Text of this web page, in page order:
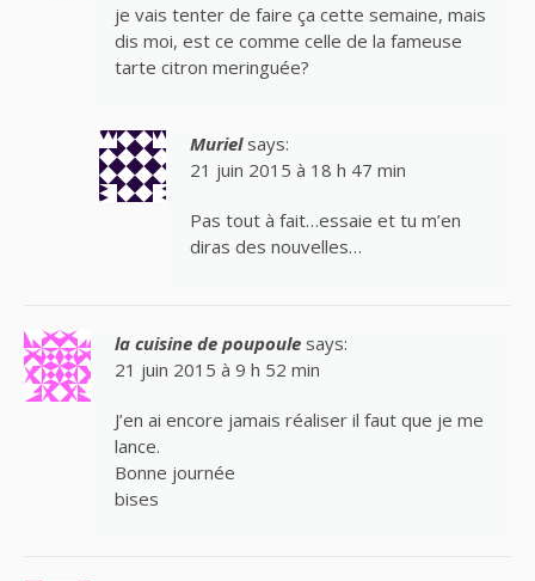
je vais tenter de faire ça cette semaine, mais
dis moi, est ce comme celle de la fameuse
tarte citron meringuée?
Muriel says:
21 juin 2015 à 18 h 47 min
Pas tout à fait…essaie et tu m’en
diras des nouvelles…
la cuisine de poupoule says:
21 juin 2015 à 9 h 52 min
J’en ai encore jamais réaliser il faut que je me
lance.
Bonne journée
bises